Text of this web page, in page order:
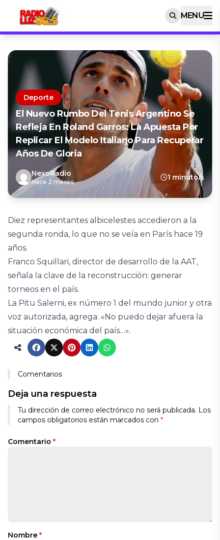
MENU
Deporte
El Nuevo Rumbo Del Tenis Argentino Se
Refleja En Roland Garros: La Apuesta Por
Replicar El Modelo Italiano Para Recuperar
Años De Gloria
NexoRadio
Hace 2 meses
1 minuto/s
Diez representantes albicelestes accedieron a la
segunda ronda, lo que no se veía en París hace 19
años.
Franco Squillari, director de desarrollo de la AAT,
señala la clave de la reconstrucción: generar
torneos en el país.
La Pitu Salerni, ex número 1 del mundo junior y otra
voz autorizada, agrega: «No puedo dejar afuera la
situación económica del país…».
Comentarios
Deja una respuesta
Tu dirección de correo electrónico no será publicada. Los
campos obligatorios están marcados con *
Comentario *
Nombre *